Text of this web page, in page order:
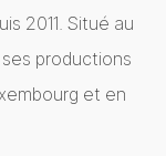
2011. Situé au
productions
et en